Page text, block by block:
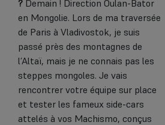
? Demain ! Direction Oulan-Bator
en Mongolie. Lors de ma traversée
de Paris à Vladivostok, je suis
passé près des montagnes de
l’Altaï, mais je ne connais pas les
steppes mongoles. Je vais
rencontrer votre équipe sur place
et tester les fameux side-cars
attelés à vos Machismo, conçus